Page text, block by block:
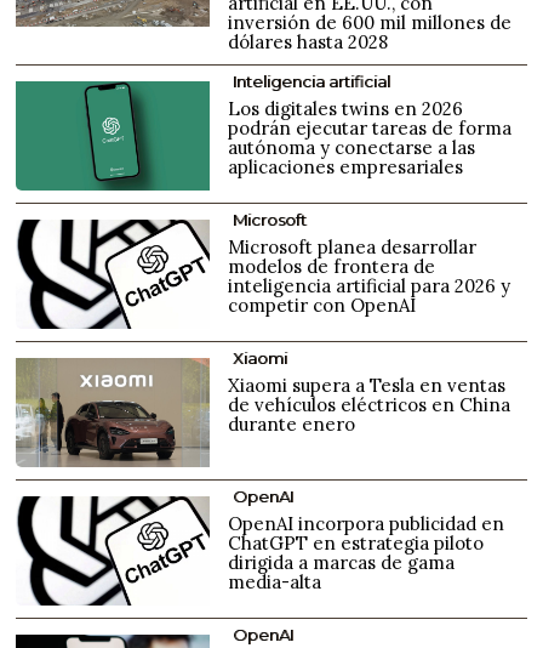
inversión de 600 mil millones de
dólares hasta 2028
Inteligencia artificial
Los digitales twins en 2026
podrán ejecutar tareas de forma
autónoma y conectarse a las
aplicaciones empresariales
Microsoft
Microsoft planea desarrollar
modelos de frontera de
inteligencia artificial para 2026 y
competir con OpenAI
Xiaomi
Xiaomi supera a Tesla en ventas
de vehículos eléctricos en China
durante enero
OpenAI
OpenAI incorpora publicidad en
ChatGPT en estrategia piloto
dirigida a marcas de gama
media-alta
OpenAI